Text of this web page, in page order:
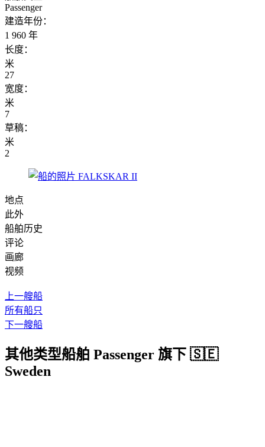
Passenger
建造年份：
1 960 年
长度：
米
27
宽度：
米
7
草稿：
米
2
地点
此外
船舶历史
评论
画廊
视频
上一艘船
所有船只
下一艘船
其他类型船舶 Passenger 旗下 🇸🇪
Sweden